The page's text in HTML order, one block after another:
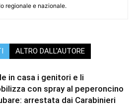
regionale e nazionale.
ALTRO DALL'AUTORE
in casa i genitori e li
con spray al peperoncino
arrestata dai Carabinieri